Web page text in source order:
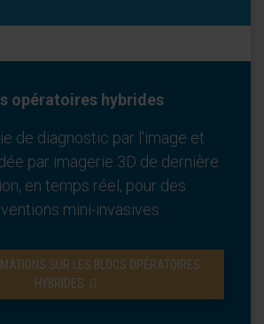
opératoires hybrides
de diagnostic par l'image et
par imagerie 3D de dernière
en temps réel, pour des
mini-invasives.
SUR LES BLOCS OPÉRATOIRES
HYBRIDES